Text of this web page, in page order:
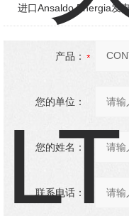
进口Ansaldo Energia发
产品：
您的单位：
您的姓名：
联系电话：